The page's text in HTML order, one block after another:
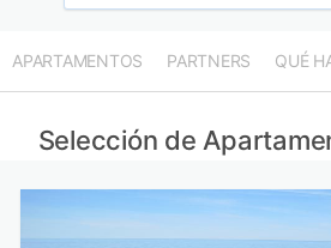
APARTAMENTOS PARTNERS QUÉ
Selección de